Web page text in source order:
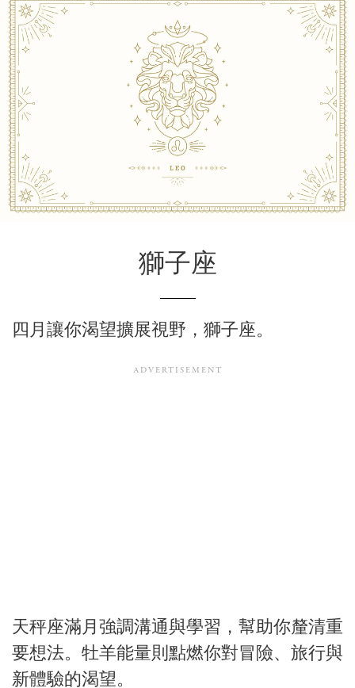
獅子座
四月讓你渴望擴展視野，獅子座。
天秤座滿月強調溝通與學習，幫助你釐清重
要想法。牡羊能量則點燃你對冒險、旅行與
新體驗的渴望。